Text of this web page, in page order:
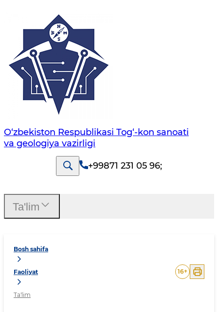
O‘zbekiston Respublikasi Tog‘-kon sanoati
va geologiya vazirligi
+99871 231 05 96;
Bosh sahifa
Faoliyat
Ta'lim
16+
Ta'lim